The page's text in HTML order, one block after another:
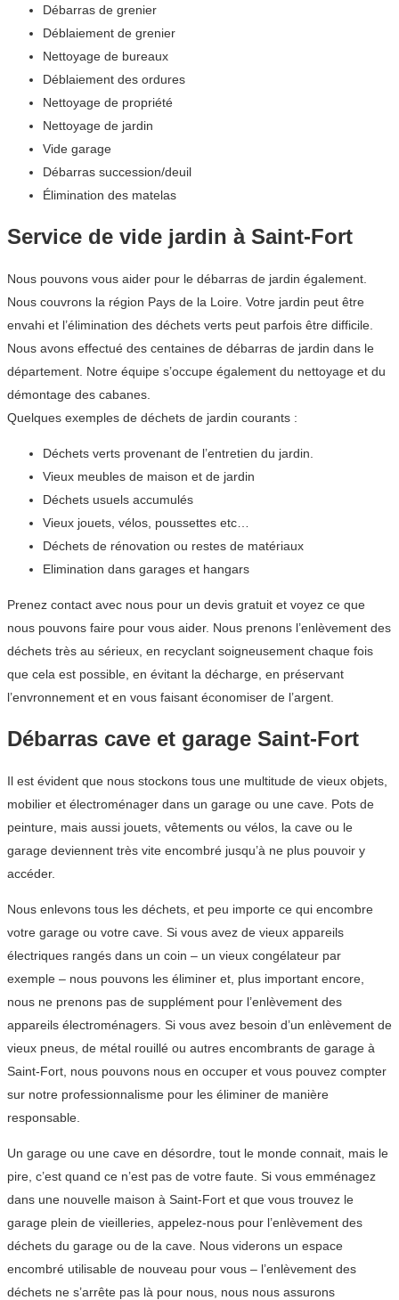
Débarras de grenier
Déblaiement de grenier
Nettoyage de bureaux
Déblaiement des ordures
Nettoyage de propriété
Nettoyage de jardin
Vide garage
Débarras succession/deuil
Élimination des matelas
Service de vide jardin à Saint-Fort
Nous pouvons vous aider pour le débarras de jardin également.
Nous couvrons la région Pays de la Loire. Votre jardin peut être
envahi et l’élimination des déchets verts peut parfois être difficile.
Nous avons effectué des centaines de débarras de jardin dans le
département. Notre équipe s’occupe également du nettoyage et du
démontage des cabanes.
Quelques exemples de déchets de jardin courants :
Déchets verts provenant de l’entretien du jardin.
Vieux meubles de maison et de jardin
Déchets usuels accumulés
Vieux jouets, vélos, poussettes etc…
Déchets de rénovation ou restes de matériaux
Elimination dans garages et hangars
Prenez contact avec nous pour un devis gratuit et voyez ce que
nous pouvons faire pour vous aider. Nous prenons l’enlèvement des
déchets très au sérieux, en recyclant soigneusement chaque fois
que cela est possible, en évitant la décharge, en préservant
l’envronnement et en vous faisant économiser de l’argent.
Débarras cave et garage Saint-Fort
Il est évident que nous stockons tous une multitude de vieux objets,
mobilier et électroménager dans un garage ou une cave. Pots de
peinture, mais aussi jouets, vêtements ou vélos, la cave ou le
garage deviennent très vite encombré jusqu’à ne plus pouvoir y
accéder.
Nous enlevons tous les déchets, et peu importe ce qui encombre
votre garage ou votre cave. Si vous avez de vieux appareils
électriques rangés dans un coin – un vieux congélateur par
exemple – nous pouvons les éliminer et, plus important encore,
nous ne prenons pas de supplément pour l’enlèvement des
appareils électroménagers. Si vous avez besoin d’un enlèvement de
vieux pneus, de métal rouillé ou autres encombrants de garage à
Saint-Fort, nous pouvons nous en occuper et vous pouvez compter
sur notre professionnalisme pour les éliminer de manière
responsable.
Un garage ou une cave en désordre, tout le monde connait, mais le
pire, c’est quand ce n’est pas de votre faute. Si vous emménagez
dans une nouvelle maison à Saint-Fort et que vous trouvez le
garage plein de vieilleries, appelez-nous pour l’enlèvement des
déchets du garage ou de la cave. Nous viderons un espace
encombré utilisable de nouveau pour vous – l’enlèvement des
déchets ne s’arrête pas là pour nous, nous nous assurons